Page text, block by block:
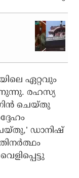
ഏറ്റവും
രഹസ്യ
ചെയ്തു
ഡാനിഷ്